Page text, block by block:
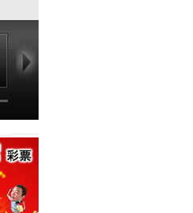
20121223 缉毒群